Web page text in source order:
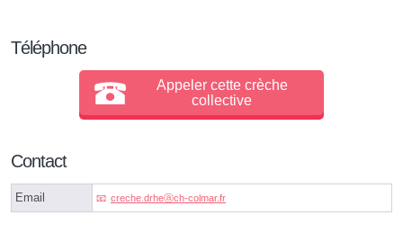
Téléphone
Appeler cette crèche
collective
Contact
Email creche.drheⓐch-colmar.fr